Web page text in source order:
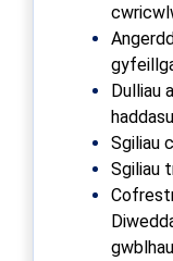
Dulliau
haddasu
Sgiliau
Sgiliau